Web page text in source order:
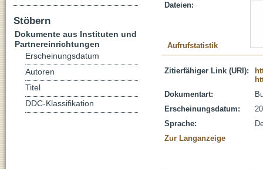
Dateien:
Aufrufstatistik
Zitierfähiger Link (URI):
Dokumentart:
Erscheinungsdatum:
Sprache:
Zur Langanzeige
Stöbern
Dokumente aus Instituten und
Partnereinrichtungen
Erscheinungsdatum
Autoren
Titel
DDC-Klassifikation